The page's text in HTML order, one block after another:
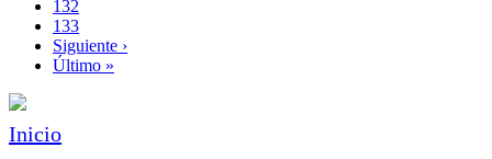
Page
132
Page
133
Siguiente
página
Siguiente ›
Última
Último »
Inicio